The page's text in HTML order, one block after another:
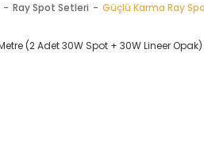
Ray Spot Setleri Güçlü Karma Ray